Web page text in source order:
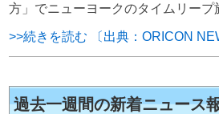
方」でニューヨークのタイムリープ
>>続きを読む 〔出典：ORICON
過去一週間の新着ニュース